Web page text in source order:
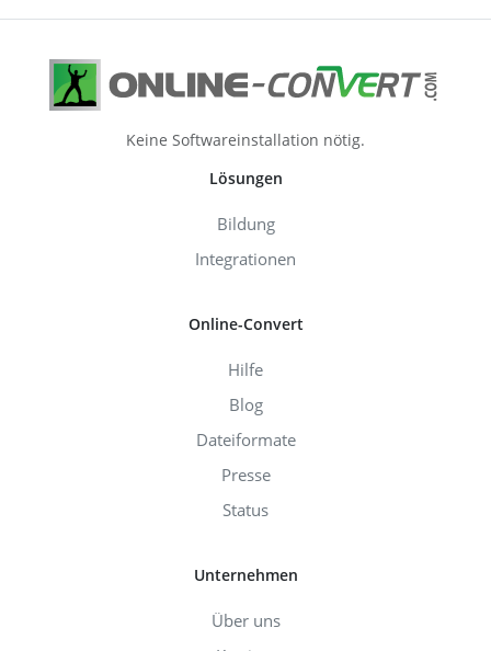
Keine Softwareinstallation nötig.
Lösungen
Bildung
Integrationen
Online-Convert
Hilfe
Blog
Dateiformate
Presse
Status
Unternehmen
Über uns